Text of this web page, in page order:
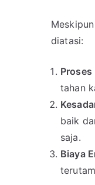
diatasi:
Proses
tahan
baik
saja.
Biaya